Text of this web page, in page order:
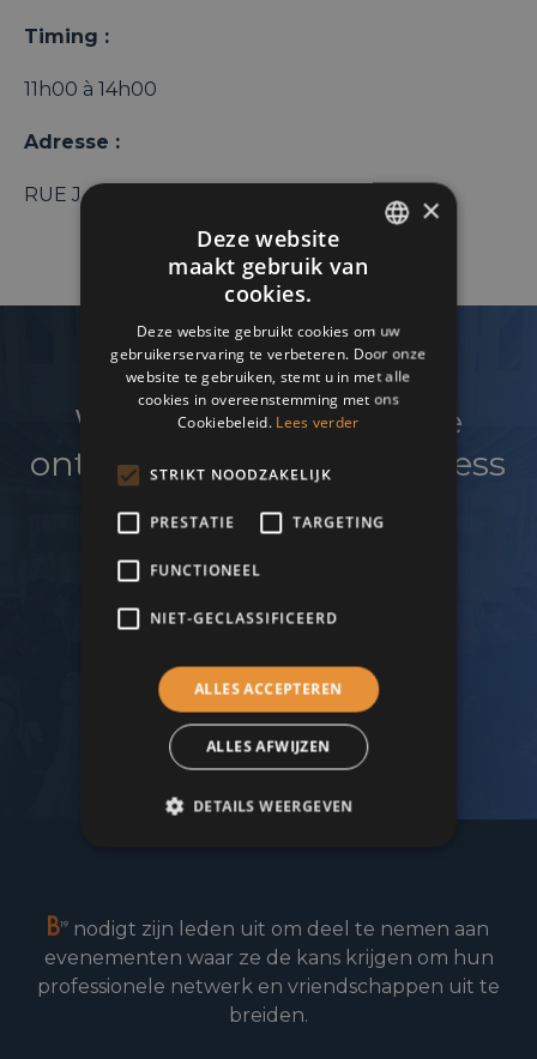
Timing :
11h00 à 14h00
Adresse :
RUE J. SCHOLSSTRAAT,, 13 – 1080 Brussels
Wenst u uw netwerk te
ontwikkelen en uw business
te laten groeien?
Lid worden
nodigt zijn leden uit om deel te nemen aan
evenementen waar ze de kans krijgen om hun
professionele netwerk en vriendschappen uit te
breiden.
ENGLISH
DUTCH
×
Deze website
maakt gebruik van
cookies.
Deze website gebruikt cookies om uw
gebruikerservaring te verbeteren. Door onze
website te gebruiken, stemt u in met alle
cookies in overeenstemming met ons
Cookiebeleid. Lees verder
STRIKT NOODZAKELIJK
PRESTATIE TARGETING
FUNCTIONEEL
NIET-GECLASSIFICEERD
ALLES ACCEPTEREN
ALLES AFWIJZEN
DETAILS WEERGEVEN